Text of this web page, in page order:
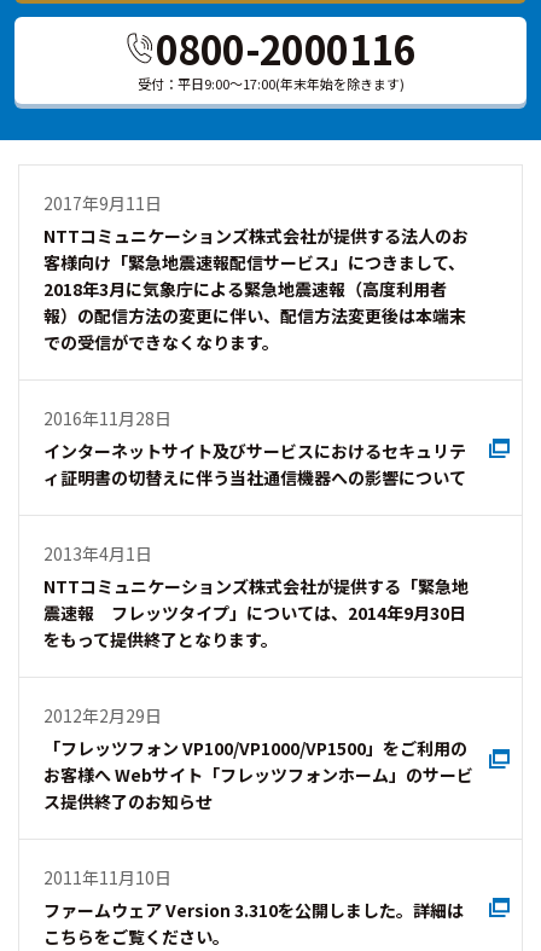
0800-2000116
受付：平日9:00～17:00(年末年始を除きます)
2017年9月11日
NTTコミュニケーションズ株式会社が提供する法人のお
客様向け「緊急地震速報配信サービス」につきまして、
2018年3月に気象庁による緊急地震速報（高度利用者
報）の配信方法の変更に伴い、配信方法変更後は本端末
での受信ができなくなります。
2016年11月28日
インターネットサイト及びサービスにおけるセキュリテ
ィ証明書の切替えに伴う当社通信機器への影響について
2013年4月1日
NTTコミュニケーションズ株式会社が提供する「緊急地
震速報 フレッツタイプ」については、2014年9月30日
をもって提供終了となります。
2012年2月29日
「フレッツフォン VP100/VP1000/VP1500」をご利用の
お客様へ Webサイト「フレッツフォンホーム」のサービ
ス提供終了のお知らせ
2011年11月10日
ファームウェア Version 3.310を公開しました。詳細は
こちらをご覧ください。